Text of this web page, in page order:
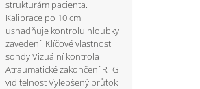
strukturám pacienta.
Kalibrace po 10 cm
usnadňuje kontrolu hloubky
zavedení. Klíčové vlastnosti
sondy Vizuální kontrola
Atraumatické zakončení RTG
viditelnost Vylepšený průtok